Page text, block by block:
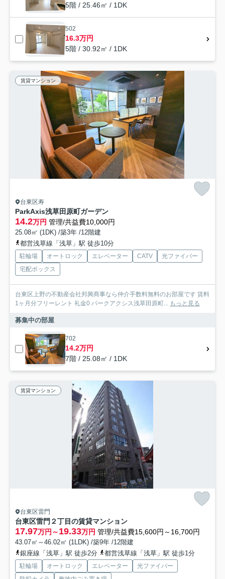
5階 / 25.46㎡ / 1DK
502
16.3万円
5階 / 30.92㎡ / 1DK
賃貸マンション
台東区寿
ParkAxis浅草田原町ガーデン
14.2万円 管理/共益費10,000円
25.08㎡ (1DK) /築3年 /12階建
都営浅草線「浅草」駅 徒歩10分
駐輪場 オートロック エレベーター CATV
光ファイバー
宅配ボックス
台東区上野の不動産会社邦興商事なら仲介手数料無料のお部屋です 賃料
1ヶ月分フリーレント 礼金0 パークアクシス浅草田原町... もっと見る
募集中の部屋
702
14.2万円
7階 / 25.08㎡ / 1DK
賃貸マンション
台東区雷門
台東区雷門２丁目の賃貸マンション
17.97万円～19.33万円 管理/共益費15,600円～16,700円
43.07㎡～46.02㎡ (1LDK) /築9年 /12階建
銀座線「浅草」駅 徒歩2分
都営浅草線「浅草」駅 徒歩1分
駐輪場 オートロック エレベーター
光ファイバー